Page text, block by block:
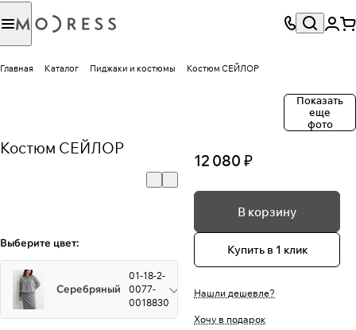
Главная Каталог Пиджаки и костюмы Костюм СЕЙЛОР
Показать
еще
фото
Костюм СЕЙЛОР
Выберите цвет:
Серебряный
01-18-2-
0077-
0018830
12 080 ₽
В корзину
Купить в 1 клик
Нашли дешевле?
Хочу в подарок